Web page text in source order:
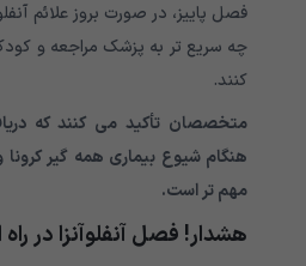
فصل پاییز، در صورت بروز علائم
چه سریع تر به پزشک مراجعه و
کنند.
متخصصان تأکید می کنند که
هنگام شیوع بیماری همه گیر
مهم تر است.
هشدار! فصل آنفلوآنزا در